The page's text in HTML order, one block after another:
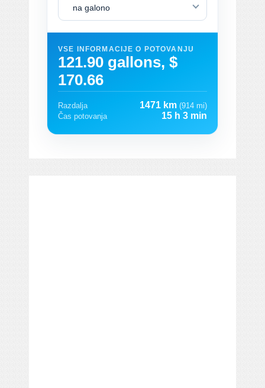
na galono
VSE INFORMACIJE O POTOVANJU
121.90 gallons, $
170.66
Razdalja 1471 km (914 mi)
Čas potovanja
15 h 3 min